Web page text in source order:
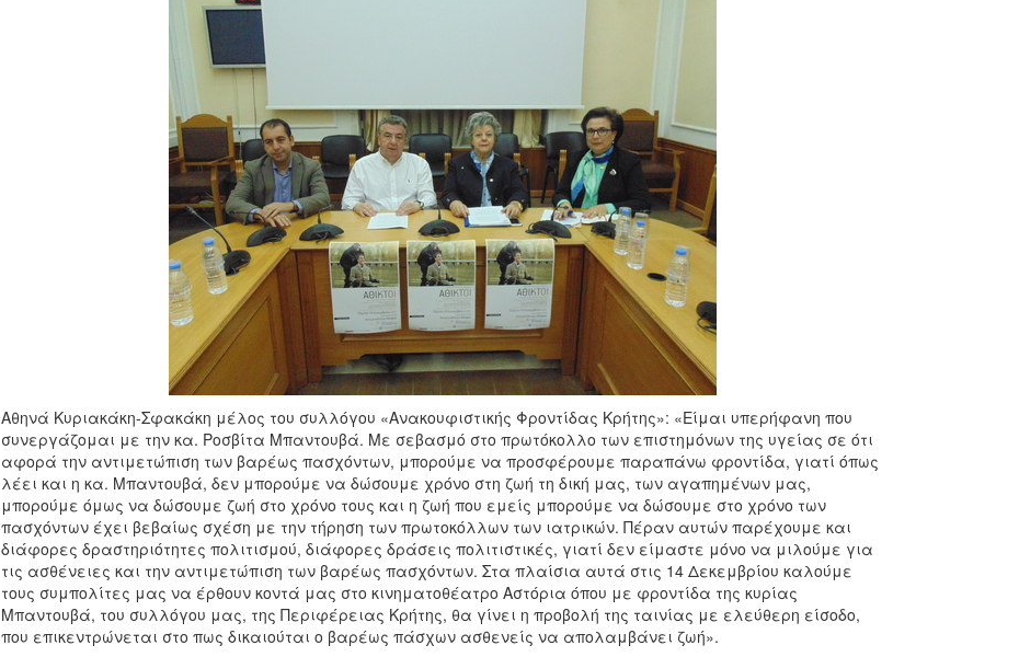
Αθηνά Κυριακάκη-Σφακάκη μέλος του συλλόγου «Ανακουφιστικής Φροντίδας Κρήτης»: «Είμαι υπερήφανη που
συνεργάζομαι με την κα. Ροσβίτα Μπαντουβά. Με σεβασμό στο πρωτόκολλο των επιστημόνων της υγείας σε ότι
αφορά την αντιμετώπιση των βαρέως πασχόντων, μπορούμε να προσφέρουμε παραπάνω φροντίδα, γιατί όπως
λέει και η κα. Μπαντουβά, δεν μπορούμε να δώσουμε χρόνο στη ζωή τη δική μας, των αγαπημένων μας,
μπορούμε όμως να δώσουμε ζωή στο χρόνο τους και η ζωή που εμείς μπορούμε να δώσουμε στο χρόνο των
πασχόντων έχει βεβαίως σχέση με την τήρηση των πρωτοκόλλων των ιατρικών. Πέραν αυτών παρέχουμε και
διάφορες δραστηριότητες πολιτισμού, διάφορες δράσεις πολιτιστικές, γιατί δεν είμαστε μόνο να μιλούμε για
τις ασθένειες και την αντιμετώπιση των βαρέως πασχόντων. Στα πλαίσια αυτά στις 14 Δεκεμβρίου καλούμε
τους συμπολίτες μας να έρθουν κοντά μας στο κινηματοθέατρο Αστόρια όπου με φροντίδα της κυρίας
Μπαντουβά, του συλλόγου μας, της Περιφέρειας Κρήτης, θα γίνει η προβολή της ταινίας με ελεύθερη είσοδο,
που επικεντρώνεται στο πως δικαιούται ο βαρέως πάσχων ασθενείς να απολαμβάνει ζωή».